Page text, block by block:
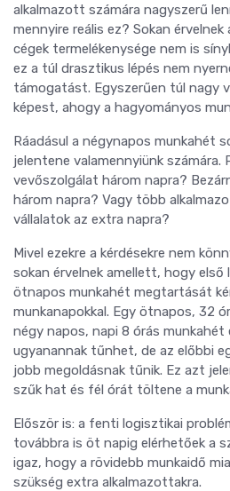
alkalmazott számára nagyszerű
mennyire reális ez? Sokan
cégek termelékenysége nem is
ez a túl drasztikus lépés nem
támogatást. Egyszerűen túl nagy
képest, ahogy a hagyományos
Ráadásul a négynapos munkahét
jelentene valamennyiünk számára.
vevőszolgálat három napra?
három napra? Vagy több
vállalatok az extra napra?
Mivel ezekre a kérdésekre nem
sokan érvelnek amellett, hogy első
ötnapos munkahét megtartását
munkanapokkal. Egy ötnapos, 32
négy napos, napi 8 órás munkahét
ugyanannak tűnhet, de az előbbi
jobb megoldásnak tűnik. Ez azt
szűk hat és fél órát töltene a
Először is: a fenti logisztikai
továbbra is öt napig elérhetőek a
igaz, hogy a rövidebb munkaidő
szükség extra alkalmazottakra.